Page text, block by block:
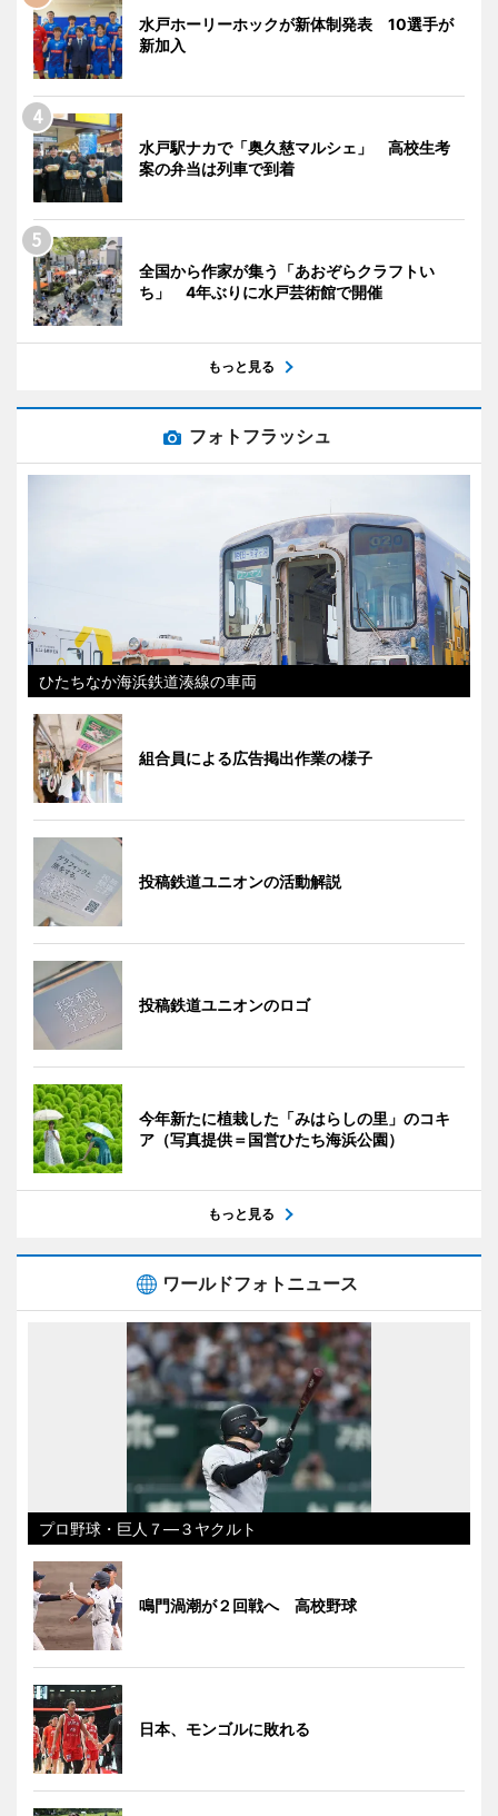
水戸ホーリーホックが新体制発表 10選手が
新加入
水戸駅ナカで「奥久慈マルシェ」 高校生考
案の弁当は列車で到着
全国から作家が集う「あおぞらクラフトい
ち」 4年ぶりに水戸芸術館で開催
もっと見る
フォトフラッシュ
ひたちなか海浜鉄道湊線の車両
組合員による広告掲出作業の様子
投稿鉄道ユニオンの活動解説
投稿鉄道ユニオンのロゴ
今年新たに植栽した「みはらしの里」のコキ
ア（写真提供＝国営ひたち海浜公園）
もっと見る
ワールドフォトニュース
プロ野球・巨人７―３ヤクルト
鳴門渦潮が２回戦へ 高校野球
日本、モンゴルに敗れる